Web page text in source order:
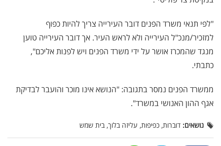
"לפי תנאי משרד הפנים דובר העירייה צריך להיות כפוף
למזכיר/מנכ"ל העירייה ולא לראש העיר. אך דובר העירייה טוען
מנגד שהמכרז אושר על ידי משרד הפנים ויש לפנות אליכם",
כתבתי.
ממשרד הפנים נמסר בתגובה: "הנושא אינו מוכר והועבר לבדיקת
אגף ההון האנושי במשרד".
נושאים: דוברות, כפיפות, עליזה בלוך, בית שמש